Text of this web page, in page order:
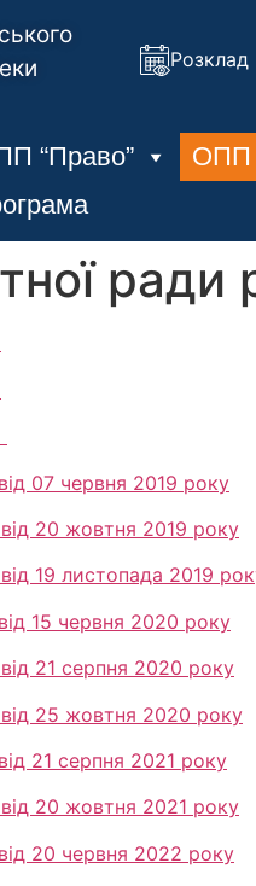
Розклад
“Право” ОПП
ради
07 червня 2019 року
20 жовтня 2019 року
19 листопада 2019
15 червня 2020 року
21 серпня 2020 року
25 жовтня 2020 року
21 серпня 2021 року
20 жовтня 2021 року
20 червня 2022 року